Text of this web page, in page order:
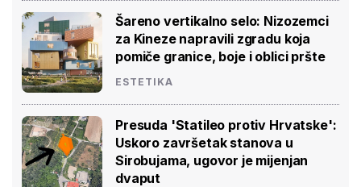
Šareno vertikalno selo: Nizozemci
za Kineze napravili zgradu koja
pomiče granice, boje i oblici pršte
ESTETIKA
Presuda 'Statileo protiv Hrvatske':
Uskoro završetak stanova u
Sirobujama, ugovor je mijenjan
dvaput